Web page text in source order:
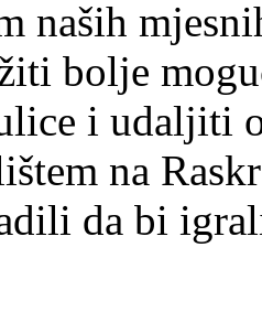
naših
bolje
i udaljiti
na
da bi